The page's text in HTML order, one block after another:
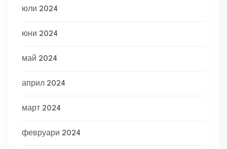
юли 2024
юни 2024
май 2024
април 2024
март 2024
февруари 2024